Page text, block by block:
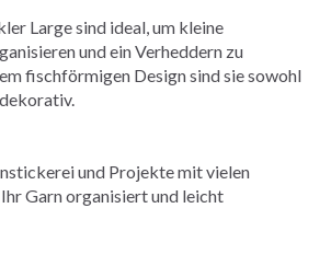
Large sind ideal, um kleine
und ein Verheddern zu
fischförmigen Design sind sie sowohl
und Projekte mit vielen
Garn organisiert und leicht